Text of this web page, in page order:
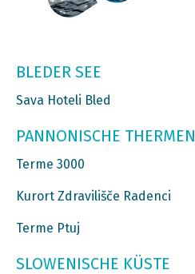
BLEDER SEE
Sava Hoteli Bled
PANNONISCHE THERMEN
Terme 3000
Kurort Zdravilišče Radenci
Terme Ptuj
SLOWENISCHE KÜSTE